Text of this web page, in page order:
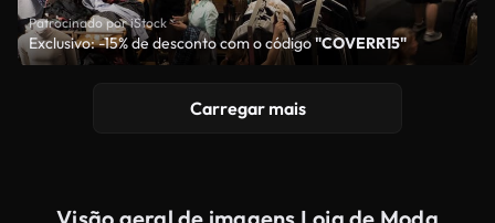
Patrocinado por iStock
Exclusivo: -15% de desconto com o código"COVERR15"
Carregar mais